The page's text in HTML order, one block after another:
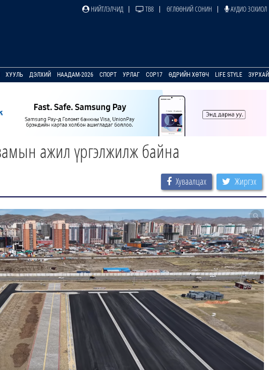
НИЙТЛЭЛЧИД ТВ8 ӨГЛӨӨНИЙ СОНИН АУДИО ЗОХИОЛ
ХУУЛЬ ДЭЛХИЙ НААДАМ-2026 СПОРТ УРЛАГ COP17 ӨДРИЙН ХӨТӨЧ LIFE STYLE ЗУРХАЙ
ажил үргэлжилж байна
Хуваалцах Жиргэх